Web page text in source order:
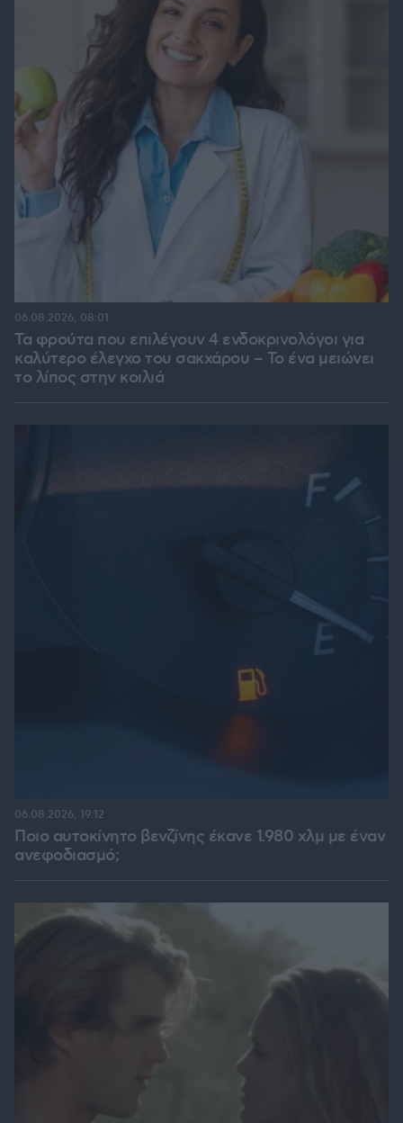
Τα φρούτα που επιλέγουν 4 ενδοκρινολόγοι για
καλύτερο έλεγχο του σακχάρου – Το ένα μειώνει
το λίπος στην κοιλιά
06.08.2026, 08:01
Ποιο αυτοκίνητο βενζίνης έκανε 1.980 χλμ με έναν
ανεφοδιασμό;
06.08.2026, 19:12